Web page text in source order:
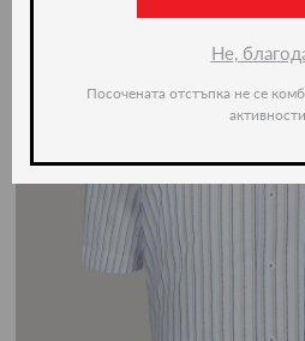
Не,
Посочената отстъпка не се
активности.